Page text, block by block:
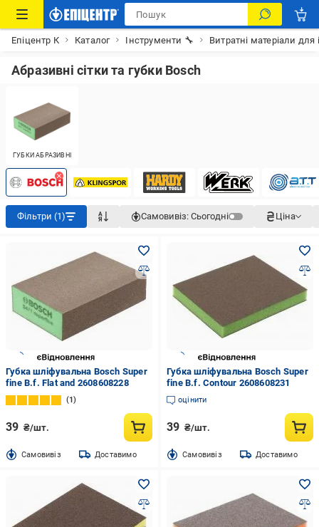
Епіцентр К Каталог Інструменти 🔧 Витратні матеріали для
Абразивні сітки та губки Bosch
ГУБКИ АБРАЗИВНІ
Фільтри (1) Самовивіз: Сьогодні Ціна
Губка шліфувальна Bosch Super
fine B.f. Flat and 2608608228
1
39 ₴/шт.
Cамовивіз Доставимо
Губка шліфувальна Bosch Super
fine B.f. Contour 2608608231
оцінити
39 ₴/шт.
Cамовивіз Доставимо